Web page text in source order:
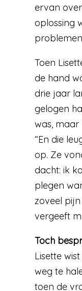
ervan
oplossing
Toen
de hand
drie jaar
gelogen
was, maar
“En die
op. Ze
dacht: ik
plegen
zoveel
vergeeft
Toch
Lisette
weg te
toen de